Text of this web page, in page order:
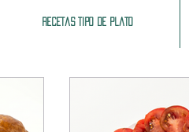
Recetas tipo de plato